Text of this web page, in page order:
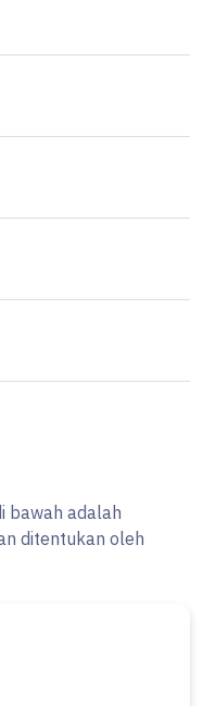
bawah adalah
ditentukan oleh